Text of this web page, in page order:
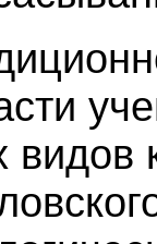
видов